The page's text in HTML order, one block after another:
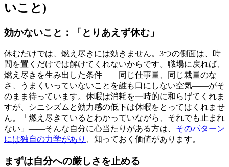
いこと)
効かないこと：「とりあえず休む」
休むだけでは、燃え尽きには効きません。3つの側面は、時
間を置くだけでは解けてくれないからです。職場に戻れば、
燃え尽きを生み出した条件——同じ仕事量、同じ裁量のな
さ、うまくいっていないことを誰も口にしない空気——がそ
のまま待っています。休暇は消耗を一時的に和らげてくれま
すが、シニシズムと効力感の低下は休暇をとってはくれませ
ん。「燃え尽きているとわかっていながら、それでも止まれ
ない」——そんな自分に心当たりがある方は、 そのパターン
には独自の力学があり
、知っておく価値があります。
まずは自分への厳しさを止める